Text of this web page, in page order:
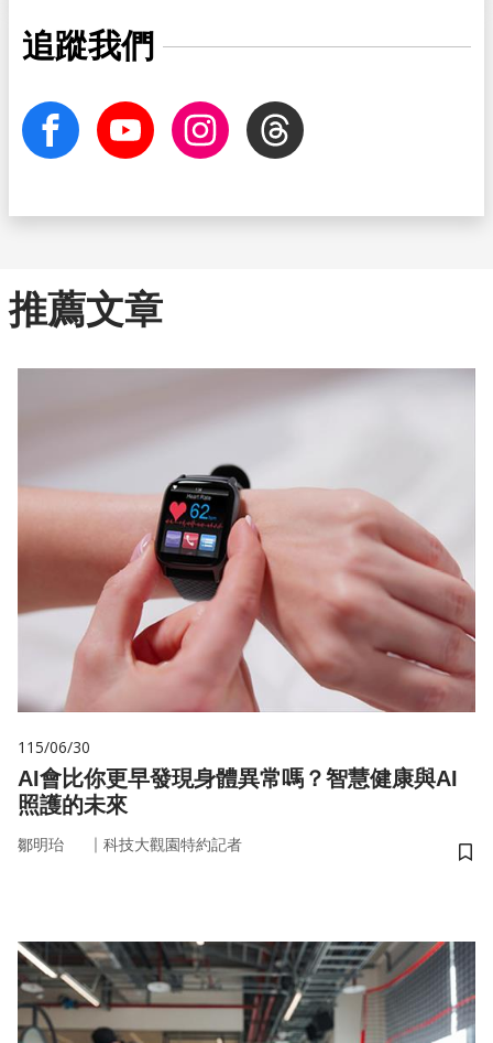
追蹤我們
facebook Youtube InstagramThreads
推薦文章
115/06/30
AI會比你更早發現身體異常嗎？智慧健康與AI
照護的未來
鄒明珆 ｜ 科技大觀園特約記者
儲